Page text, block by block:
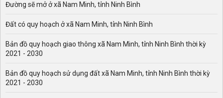
Đường sẽ mở ở xã Nam Minh, tỉnh Ninh Bình
Đất có quy hoạch ở xã Nam Minh, tỉnh Ninh Bình
Bản đồ quy hoạch giao thông xã Nam Minh, tỉnh Ninh Bình thời kỳ
2021 - 2030
Bản đồ quy hoạch sử dụng đất xã Nam Minh, tỉnh Ninh Bình thời kỳ
2021 - 2030